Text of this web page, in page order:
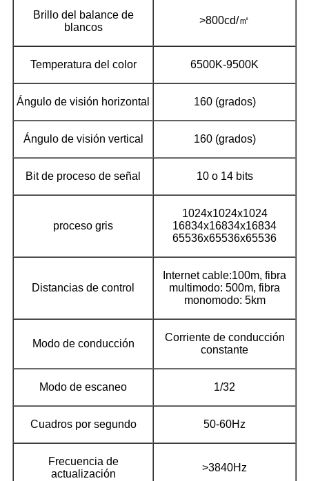
Brillo del balance de
blancos
>800cd/㎡
Temperatura del color 6500K-9500K
Ángulo de visión horizontal 160 (grados)
Ángulo de visión vertical 160 (grados)
Bit de proceso de señal 10 o 14 bits
proceso gris
1024x1024x1024
16834x16834x16834
65536x65536x65536
Distancias de control
Internet cable:100m, fibra
multimodo: 500m, fibra
monomodo: 5km
Modo de conducción
Corriente de conducción
constante
Modo de escaneo 1/32
Cuadros por segundo 50-60Hz
Frecuencia de
actualización
>3840Hz